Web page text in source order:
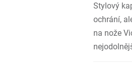
z
5
Stylový
ochrání,
na nože